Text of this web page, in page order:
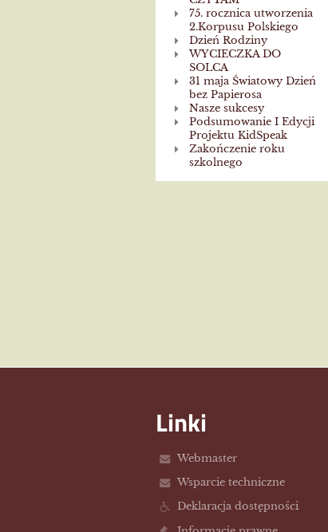
75. rocznica utworzenia
2.Korpusu Polskiego
Dzień Rodziny
WYCIECZKA DO
SOLCA
31 maja Światowy Dzień
bez Papierosa
Nasze sukcesy
Podsumowanie I Edycji
Projektu KidSpeak
Zakończenie roku
szkolnego
Linki
Webmaster
Wsparcie techniczne
Deklaracja dostępności